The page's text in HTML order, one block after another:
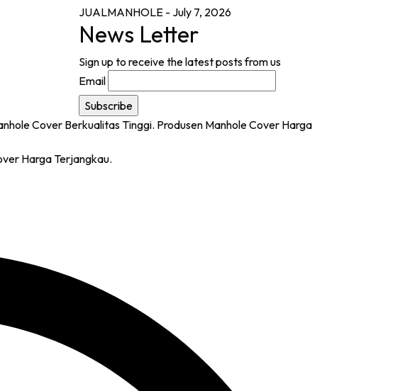
JUALMANHOLE - July 7, 2026
News Letter
Sign up to receive the latest posts from us
Email
Harga Terjangkau.